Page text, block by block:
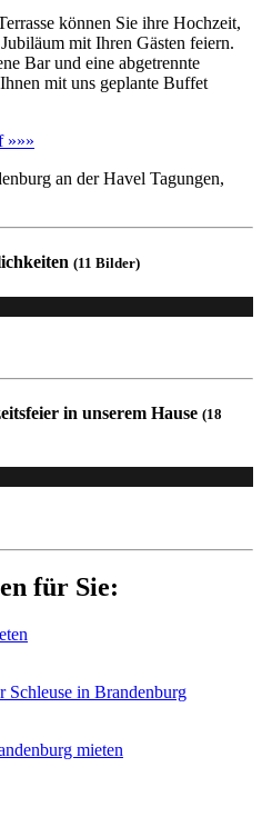
können Sie ihre Hochzeit,
mit Ihren Gästen feiern.
Bar und eine abgetrennte
mit uns geplante Buffet
»»»
(11 Bilder)
in unserem Hause (18
für Sie: